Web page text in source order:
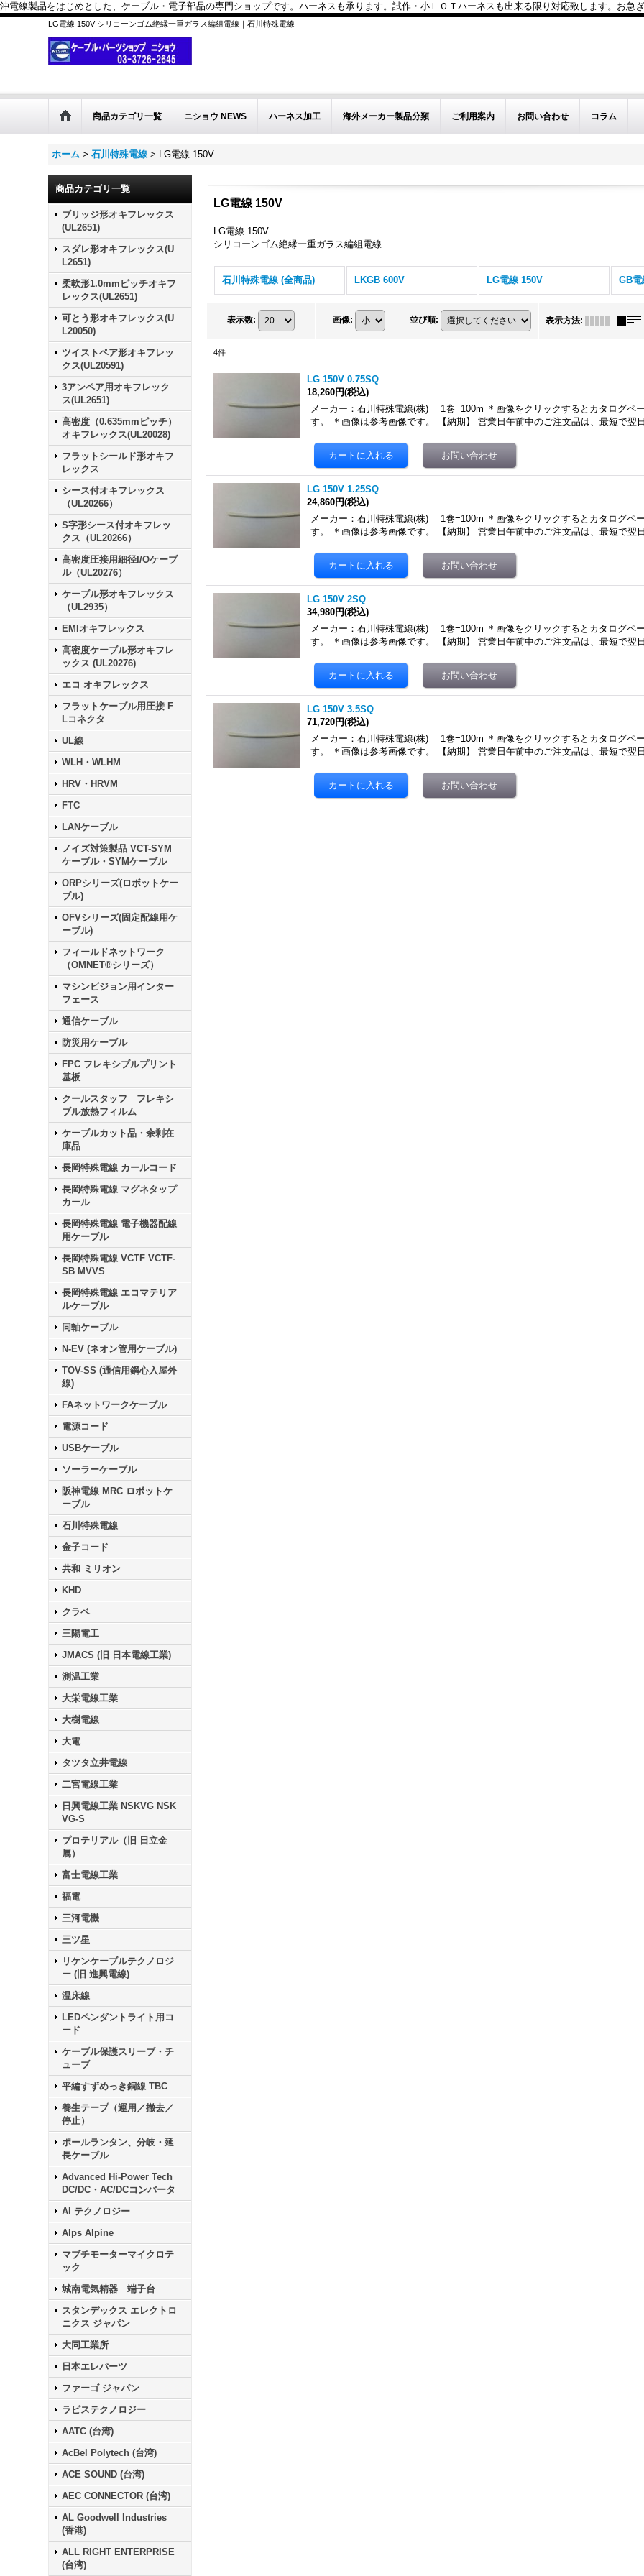
沖電線製品をはじめとした、ケーブル・電子部品の専門ショップです。ハーネスも承ります。試作・小ＬＯＴハーネスも出来る限り対応致します。お急
LG電線 150V シリコーンゴム絶縁一重ガラス編組電線｜石川特殊電線
商品カテゴリ一覧 ニショウ NEWS ハーネス加工 海外メーカー製品分類 ご利用案内 お問い合わせ コラム
ホーム > 石川特殊電線 > LG電線 150V
商品カテゴリ一覧
ブリッジ形オキフレックス
(UL2651)
スダレ形オキフレックス(U
L2651)
柔軟形1.0mmピッチオキフ
レックス(UL2651)
可とう形オキフレックス(U
L20050)
ツイストペア形オキフレッ
クス(UL20591)
3アンペア用オキフレック
ス(UL2651)
高密度（0.635mmピッチ）
オキフレックス(UL20028)
フラットシールド形オキフ
レックス
シース付オキフレックス
（UL20266）
S字形シース付オキフレッ
クス（UL20266）
高密度圧接用細径I/Oケーブ
ル（UL20276）
ケーブル形オキフレックス
（UL2935）
EMIオキフレックス
高密度ケーブル形オキフレ
ックス (UL20276)
エコ オキフレックス
フラットケーブル用圧接 F
Lコネクタ
UL線
WLH・WLHM
HRV・HRVM
FTC
LANケーブル
ノイズ対策製品 VCT-SYM
ケーブル・SYMケーブル
ORPシリーズ(ロボットケー
ブル)
OFVシリーズ(固定配線用ケ
ーブル)
フィールドネットワーク
（OMNET®シリーズ）
マシンビジョン用インター
フェース
通信ケーブル
防災用ケーブル
FPC フレキシブルプリント
基板
クールスタッフ フレキシ
ブル放熱フィルム
ケーブルカット品・余剰在
庫品
長岡特殊電線 カールコード
長岡特殊電線 マグネタップ
カール
長岡特殊電線 電子機器配線
用ケーブル
長岡特殊電線 VCTF VCTF-
SB MVVS
長岡特殊電線 エコマテリア
ルケーブル
同軸ケーブル
N-EV (ネオン管用ケーブル)
TOV-SS (通信用鋼心入屋外
線)
FAネットワークケーブル
電源コード
USBケーブル
ソーラーケーブル
阪神電線 MRC ロボットケ
ーブル
石川特殊電線
金子コード
共和 ミリオン
KHD
クラベ
三陽電工
JMACS (旧 日本電線工業)
測温工業
大栄電線工業
大樹電線
大電
タツタ立井電線
二宮電線工業
日興電線工業 NSKVG NSK
VG-S
プロテリアル（旧 日立金
属）
富士電線工業
福電
三河電機
三ツ星
リケンケーブルテクノロジ
ー (旧 進興電線)
温床線
LEDペンダントライト用コ
ード
ケーブル保護スリーブ・チ
ューブ
平編すずめっき銅線 TBC
養生テープ（運用／撤去／
停止）
ポールランタン、分岐・延
長ケーブル
Advanced Hi-Power Tech
DC/DC・AC/DCコンバータ
AI テクノロジー
Alps Alpine
マブチモーターマイクロテ
ック
城南電気精器 端子台
スタンデックス エレクトロ
ニクス ジャパン
大同工業所
日本エレパーツ
ファーゴ ジャパン
ラピステクノロジー
AATC (台湾)
AcBel Polytech (台湾)
ACE SOUND (台湾)
AEC CONNECTOR (台湾)
AL Goodwell Industries
(香港)
ALL RIGHT ENTERPRISE
(台湾)
LG電線 150V
LG電線 150V
シリコーンゴム絶縁一重ガラス編組電線
石川特殊電線 (全商品) LKGB 600V LG電線 150V GB電
表示数: 画像: 並び順: 表示方法:
4件
LG 150V 0.75SQ
18,260円(税込)
メーカー：石川特殊電線(株) 1巻=100m ＊画像をクリックするとカタログペ
す。 ＊画像は参考画像です。 【納期】 営業日午前中のご注文品は、最短で翌
LG 150V 1.25SQ
24,860円(税込)
メーカー：石川特殊電線(株) 1巻=100m ＊画像をクリックするとカタログペ
す。 ＊画像は参考画像です。 【納期】 営業日午前中のご注文品は、最短で翌
LG 150V 2SQ
34,980円(税込)
メーカー：石川特殊電線(株) 1巻=100m ＊画像をクリックするとカタログペ
す。 ＊画像は参考画像です。 【納期】 営業日午前中のご注文品は、最短で翌
LG 150V 3.5SQ
71,720円(税込)
メーカー：石川特殊電線(株) 1巻=100m ＊画像をクリックするとカタログペ
す。 ＊画像は参考画像です。 【納期】 営業日午前中のご注文品は、最短で翌